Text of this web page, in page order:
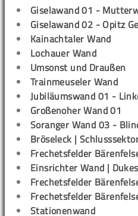
Giselawand 01 -
Giselawand 02 - Opitz
Kainachtaler Wand
Lochauer Wand
Umsonst und Draußen
Trainmeuseler Wand
Jubiläumswand 01 -
Großenoher Wand 01
Soranger Wand 03 -
Bröseleck |
Frechetsfelder
Einsrichter Wand |
Frechetsfelder
Frechetsfelder
Stationenwand